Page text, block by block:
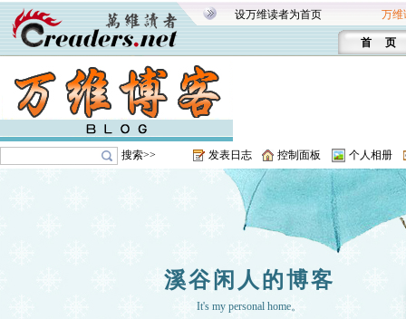
设万维读者为首页 万维
首 页
搜索>> 发表日志 控制面板 个人相册
溪谷闲人的博客
It's my personal home。